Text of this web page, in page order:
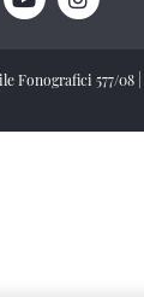
Fonografici 577/08